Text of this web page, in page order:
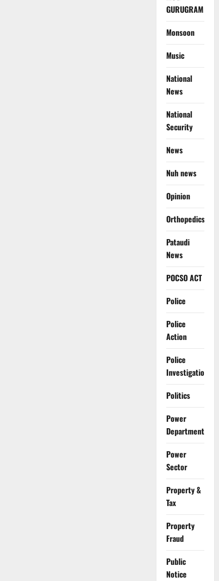
GURUGRAM
Monsoon
Music
National
News
National
Security
News
Nuh news
Opinion
Orthopedics
Pataudi
News
POCSO ACT
Police
Police
Action
Police
Investigation
Politics
Power
Department
Power
Sector
Property &
Tax
Property
Fraud
Public
Notice